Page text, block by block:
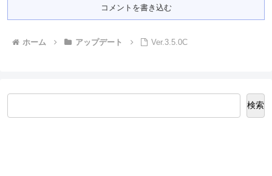
コメントを書き込む
ホーム アップデート Ver.3.5.0C
検索